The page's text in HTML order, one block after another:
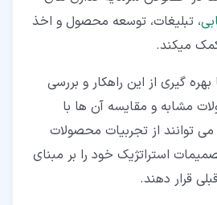
، تبلیغات، توسعه محصول و اخذ
می­کند.
گیری از این راهکار و بررسی
مشابه و مقایسه آن­ ها با
توانند از تجربیات محصولات
استراتژیک خود را بر مبنای
قرار دهند.